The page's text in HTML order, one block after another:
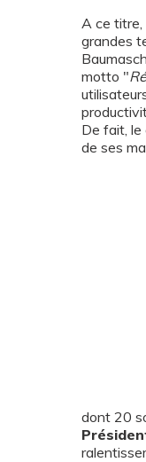
A ce titre,
grandes
motto "
De fait, le
de ses
dont 20